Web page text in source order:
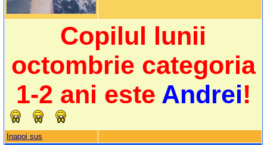
Copilul lunii
octombrie categoria
1-2 ani este Andrei!
Inapoi sus